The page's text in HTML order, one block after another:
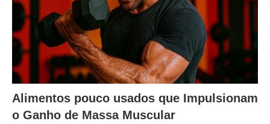
Alimentos pouco usados que Impulsionam
o Ganho de Massa Muscular